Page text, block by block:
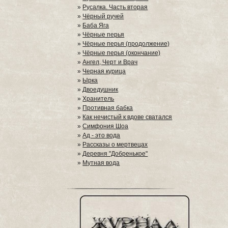
» Русалка. Часть вторая
» Чёрный ручей
» Баба Яга
»Чёрные перья
» Чёрные перья (продолжение)
» Чёрные перья (окончание)
»Ангел, Черт и Врач
» Черная курица
» Ырка
»Двоедушник
»Хранитель
» Противная бабка
» Как нечистый к вдове сватался
»Симфония Шоа
»Ад - это вода
» Рассказы о мертвецах
»Деревня "Добренькое"
» Мутная вода